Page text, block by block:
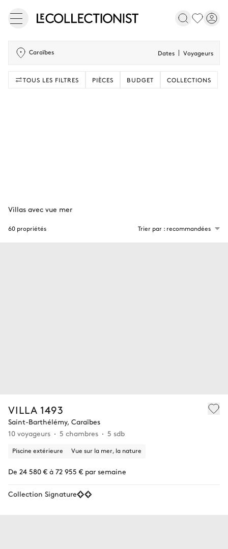
Caraïbes Dates Voyageurs
TOUS LES FILTRES PIÈCES BUDGET COLLECTIONS
VILLA 1493
Saint-Barthélémy, Caraïbes
10 voyageurs
5 chambres 5 sdb
Piscine extérieure Vue sur la mer, la nature
De 24 580 € à 72 955 € par semaine
Collection Signature
60 propriétés Trier par : recommandées
Villas avec vue mer